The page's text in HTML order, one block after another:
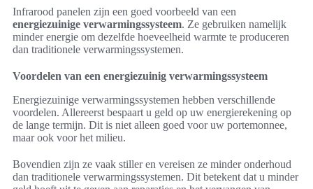
Infrarood panelen zijn een goed voorbeeld van een
energiezuinige verwarmingssysteem. Ze gebruiken namelijk
minder energie om dezelfde hoeveelheid warmte te produceren
dan traditionele verwarmingssystemen.
Voordelen van een energiezuinig verwarmingssysteem
Energiezuinige verwarmingssystemen hebben verschillende
voordelen. Allereerst bespaart u geld op uw energierekening op
de lange termijn. Dit is niet alleen goed voor uw portemonnee,
maar ook voor het milieu.
Bovendien zijn ze vaak stiller en vereisen ze minder onderhoud
dan traditionele verwarmingssystemen. Dit betekent dat u minder